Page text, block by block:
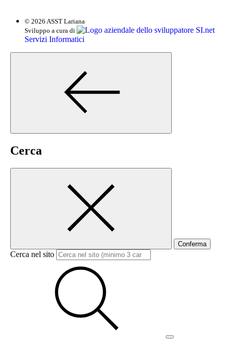
© 2026 ASST Lariana
Sviluppo a cura di
SI.net
Servizi Informatici
Cerca
Conferma
Cerca nel sito